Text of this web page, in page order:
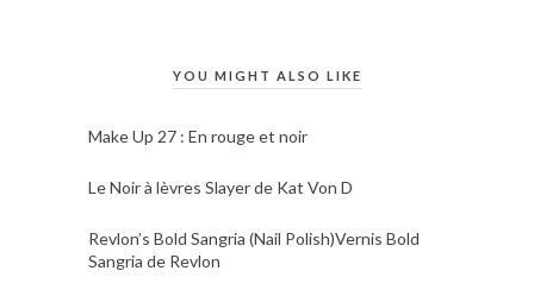
YOU MIGHT ALSO LIKE
Make Up 27 : En rouge et noir
Le Noir à lèvres Slayer de Kat Von D
Revlon’s Bold Sangria (Nail Polish)Vernis Bold
Sangria de Revlon